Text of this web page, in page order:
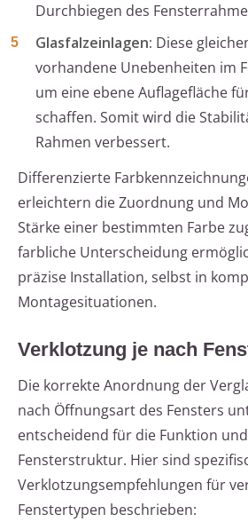
Durchbiegen des
Glasfalzeinlagen: Diese
vorhandene Unebenheiten im
um eine ebene Auflagefläche
schaffen. Somit wird die
Rahmen verbessert.
Differenzierte
erleichtern die Zuordnung und
Stärke einer bestimmten Farbe
farbliche Unterscheidung
präzise Installation, selbst in
Montagesituationen.
Verklotzung je nach
Die korrekte Anordnung der
nach Öffnungsart des Fensters
entscheidend für die Funktion
Fensterstruktur. Hier sind
Verklotzungsempfehlungen für
Fenstertypen beschrieben: